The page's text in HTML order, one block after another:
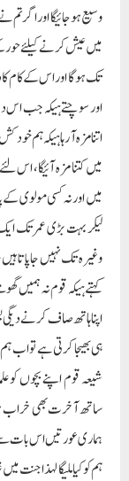
لیکر بہت بڑی عمر تک ایک
وغیرہ تک نہیں جا پاتا
کہتے ہیکہ قوم نہ ہمیں
اپنا ہاتھ صاف کرنے
ہی بھیجا کرتی ہے تو اب
شیعہ قوم اپنے بچوں
ساتھ آخرت بھی خراب
ہماری عورتیں اس بات سے
ہم کو کیا ملیگا لہذا
دورانیہ ہزاروں سال
خود قرآن شریف میں مل
جگہ پر مل جائیگا،
علی و کے ماننے والوں کو
فقط عمری کی اولادو اور
جس پر مولانا راجانی نے
تنظیم میں خودکش